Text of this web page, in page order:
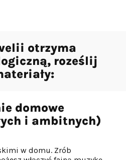
otrzyma
roześlij
domowe
i ambitnych)
w domu. Zrób